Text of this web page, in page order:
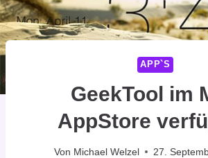
APP`S
GeekTool im
AppStore
Von Michael Welzel
27.